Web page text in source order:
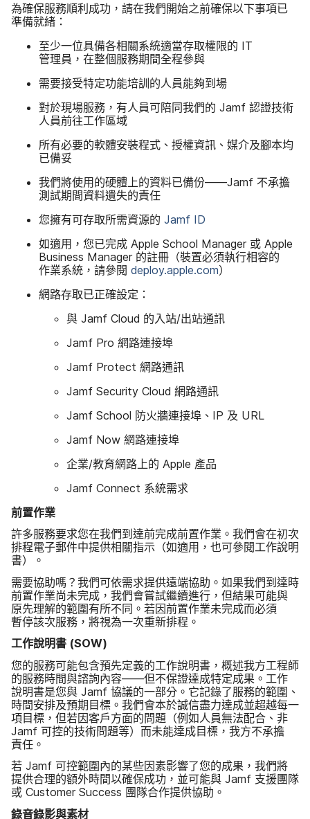
為​確保​服務​順利​成功，​請​在​我們​開始​之​前確保​以​下事​項​已​
準備​就緒：
至少​一​位​具備​各​相關​系統​適當​存取​權限​的 IT
管理員，​在​整​個​服務​期間​全程​參與
需要​接受​特定​功​能​培訓​的​人員​能夠​到​場
對於​現場​服務，​有​人員​可​陪同​我們​的 Jamf 認證​技術​
人員​前往​工作​區域
所有​必要​的​軟體​安裝​程式、​授權​資訊、​媒介​及​腳本均​
已​備妥
我們​將​使用​的​硬體​上​的​資料​已​備份​——Jamf 不​承擔​
測試​期間​資料​遺失​的​責任
您​擁有​可​存取​所​需​資源​的 Jamf ID
如​適用，​您​已​完成 Apple School Manager 或 Apple
Business Manager 的​註冊​（​裝置​必須​執行​相容​的​
作業​系統，​請​參閱 deploy.apple.com）
網路​存取​已​正確​設定：
與 Jamf Cloud 的​入站​/出站​通訊
Jamf Pro 網路​連接埠
Jamf Protect 網路​通訊
Jamf Security Cloud 網路​通訊
Jamf School 防火​牆​連​接埠、 IP 及 URL
Jamf Now 網路​連接埠
企業​/教育​網路​上​的 Apple 產品
Jamf Connect 系統​需求
前置​作業
許多​服務​要求​您​在​我們​到​達​前​完成​前置​作業。​我們​會​在​初次​
排程​電子​郵件​中​提供​相關​指示​（如​適用，​也​可​參閱​工作​說明​
書）。
需要​協助​嗎？​我們​可​依​需求​提供​遠端​協助。​如果​我們​到​達時​
前置​作業​尚未​完成，​我們​會​嘗試​繼續​進行，​但​結果​可能​與​
原先理解​的​範圍​有​所​不同。​若​因​前置​作業​未​完成​而​必須​
暫停該​次​服務，​將​視為​一​次​重新​排程。
工作​說明書 (SOW)
您​的​服務​可能​包含​預先​定義​的​工作​說明書，​概述​我​方​工程師​
的​服務​時間​與​諮詢​內容​—​—但​不保​證​達成​特定​成果。​工作​
說明書​是​您​與 Jamf 協議​的​一​部分。​它​記錄​了​服務​的​範圍、​
時間​安排​及​預期​目標。​我們​會​本於​誠信​盡力​達成​並​超越​每​一​
項​目標，​但​若​因​客戶​方面​的​問題​（例如​人員​無法​配合、​非
Jamf 可控​的​技術​問題​等​）而​未​能​達成​目標，​我方​不​承擔​
責任。
若 Jamf 可​控範​圍內​的​某些​因素​影響​了​您​的​成果，​我們​將​
提供​合理​的​額外​時間​以確​保​成功，​並​可能​與 Jamf 支援​團隊​
或 Customer Success 團隊​合作​提供​協助。
錄音​錄影​與​素材